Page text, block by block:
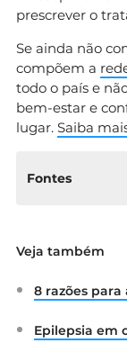
prescrever o
Se ainda não
compõem a
todo o país e
bem-estar e
lugar. Saiba
Fontes
Externa.
disorders/
Veja também
8 razões
Epilepsia em